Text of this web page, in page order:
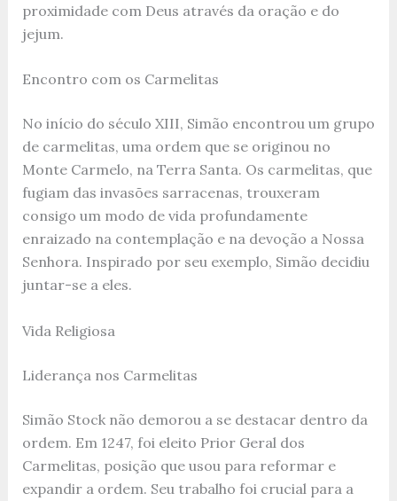
proximidade com Deus através da oração e do
jejum.
Encontro com os Carmelitas
No início do século XIII, Simão encontrou um grupo
de carmelitas, uma ordem que se originou no
Monte Carmelo, na Terra Santa. Os carmelitas, que
fugiam das invasões sarracenas, trouxeram
consigo um modo de vida profundamente
enraizado na contemplação e na devoção a Nossa
Senhora. Inspirado por seu exemplo, Simão decidiu
juntar-se a eles.
Vida Religiosa
Liderança nos Carmelitas
Simão Stock não demorou a se destacar dentro da
ordem. Em 1247, foi eleito Prior Geral dos
Carmelitas, posição que usou para reformar e
expandir a ordem. Seu trabalho foi crucial para a